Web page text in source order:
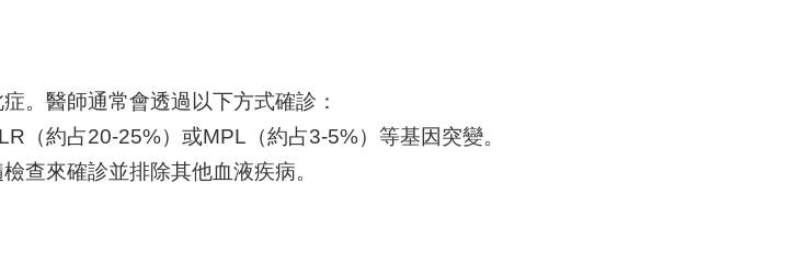
。醫師通常會透過以下方式確診：
（約占20-25%）或MPL（約占3-5%）等基因突變。
查來確診並排除其他血液疾病。